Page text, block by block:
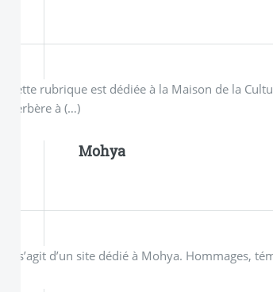
Cette rubrique est dédiée à la Maison de la
berbère à (…)
Mohya
Il s’agit d’un site dédié à Mohya. Hommages,